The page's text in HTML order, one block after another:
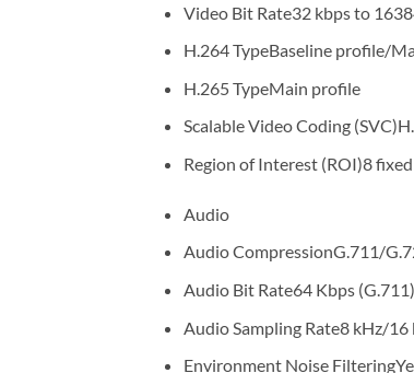
Video Bit Rate32 kbps to
H.264 TypeBaseline profile/
H.265 TypeMain profile
Scalable Video Coding
Region of Interest (ROI)8
Audio
Audio CompressionG.711/
Audio Bit Rate64 Kbps
Audio Sampling Rate8 kHz/
Environment Noise